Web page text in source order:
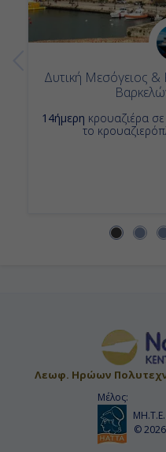
Δυτική Μεσόγειος
14ήμερη κρουαζιέρα σε
το
Λεωφ. Ηρώων
Μέλος:
©